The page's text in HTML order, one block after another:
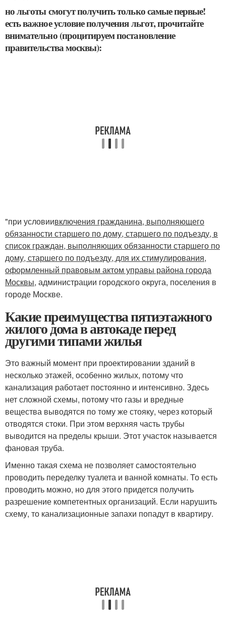
но льготы смогут получить только самые первые!
есть важное условие получения льгот, прочитайте
внимательно (процитируем постановление
правительства москвы):
"при условиивключения гражданина, выполняющего
обязанности старшего по дому, старшего по подъезду, в
список граждан, выполняющих обязанности старшего по
дому, старшего по подъезду, для их стимулирования,
оформленный правовым актом управы района города
Москвы, администрации городского округа, поселения в
городе Москве.
Какие преимущества пятиэтажного
жилого дома в автокаде перед
другими типами жилья
Это важный момент при проектировании зданий в
несколько этажей, особенно жилых, потому что
канализация работает постоянно и интенсивно. Здесь
нет сложной схемы, потому что газы и вредные
вещества выводятся по тому же стояку, через который
отводятся стоки. При этом верхняя часть трубы
выводится на пределы крыши. Этот участок называется
фановая труба.
Именно такая схема не позволяет самостоятельно
проводить переделку туалета и ванной комнаты. То есть
проводить можно, но для этого придется получить
разрешение компетентных организаций. Если нарушить
схему, то канализационные запахи попадут в квартиру.